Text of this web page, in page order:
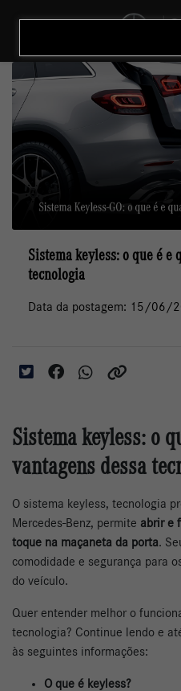
Sistema keyless: o que é e
tecnologia
Data da postagem: 15/06/
Sistema keyless: o
vantagens dessa
O sistema keyless, tecnologia
Mercedes-Benz, permite abrir e
toque na maçaneta da porta.
comodidade e segurança para
do veículo.
Quer entender melhor o
tecnologia? Continue lendo e
às seguintes informações:
O que é keyless?